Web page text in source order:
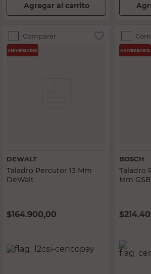
Agregar al carrito
Comparar
DEWALT
Taladro Percutor 13 Mm
DeWalt
$164.900,00
BOSCH
Taladro
Mm
$